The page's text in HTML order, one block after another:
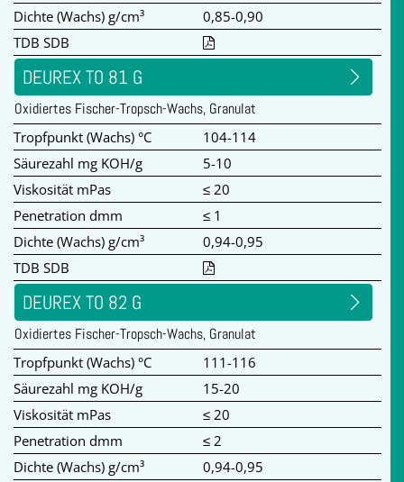
Dichte (Wachs) g/cm³
0,85-0,90
TDB SDB
DEUREX TO 81 G
Oxidiertes Fischer-Tropsch-Wachs, Granulat
Tropfpunkt (Wachs) °C
104-114
Säurezahl mg KOH/g
5-10
Viskosität mPas
≤ 20
Penetration dmm
≤ 1
Dichte (Wachs) g/cm³
0,94-0,95
TDB SDB
DEUREX TO 82 G
Oxidiertes Fischer-Tropsch-Wachs, Granulat
Tropfpunkt (Wachs) °C
111-116
Säurezahl mg KOH/g
15-20
Viskosität mPas
≤ 20
Penetration dmm
≤ 2
Dichte (Wachs) g/cm³
0,94-0,95